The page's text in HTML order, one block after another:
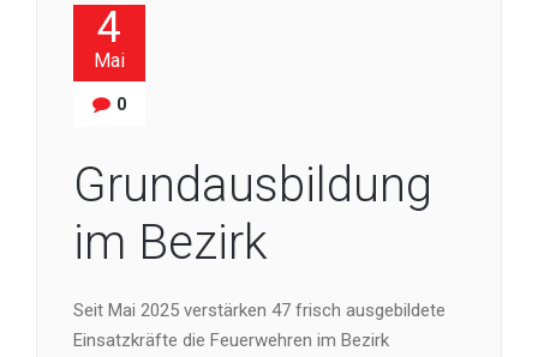
4
Mai
0
Grundausbildung
im Bezirk
Seit Mai 2025 verstärken 47 frisch ausgebildete
Einsatzkräfte die Feuerwehren im Bezirk